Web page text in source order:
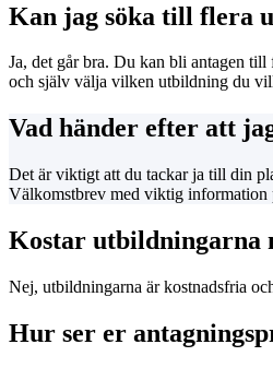
Kan jag söka till flera
Ja, det går bra. Du kan bli antagen
och själv välja vilken utbildning du
Vad händer efter att
Det är viktigt att du tackar ja till din
Välkomstbrev med viktig information
Kostar utbildningarna
Nej, utbildningarna är kostnadsfria
Hur ser er